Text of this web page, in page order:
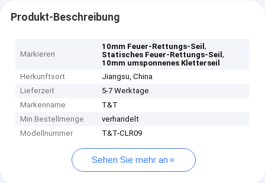
Produkt-Beschreibung
Markieren
10mm Feuer-Rettungs-Seil,
Statisches Feuer-Rettungs-Seil,
10mm umsponnenes Kletterseil
Herkunftsort
Jiangsu, China
Lieferzeit
5-7 Werktage
Markenname
T&T
Min Bestellmenge
verhandelt
Modellnummer
T&T-CLR09
Sehen Sie mehr an